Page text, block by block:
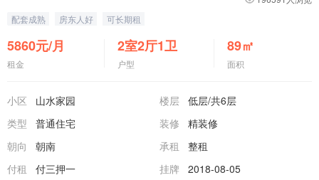
配套成熟
房东人好 可长期租
5860元/月
租金
2室2厅1卫
户型
89㎡
面积
小区 山水家园 楼层 低层/共6层
类型
普通住宅 装修
精装修
朝向
朝南 承租
整租
付租
付三押一 挂牌
2018-08-05